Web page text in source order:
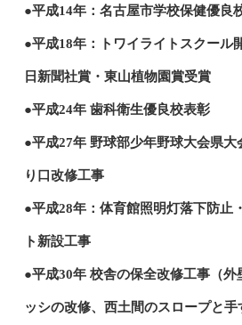
●平成14年：名古屋市学校保健優良
●平成18年：トワイライトスクール
日新聞社賞・東山植物園賞受賞
●平成24年 歯科衛生優良校表彰
●平成27年 野球部少年野球大会県大
り口改修工事
●平成28年：体育館照明灯落下防止
ト新設工事
●平成30年 校舎の保全改修工事（
ッシの改修、西土間のスロープと手